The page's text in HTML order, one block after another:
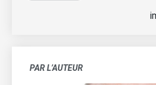
PAR L’AUTEUR